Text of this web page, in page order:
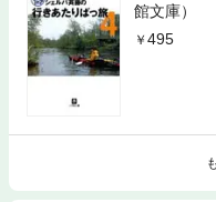
館文庫）
495